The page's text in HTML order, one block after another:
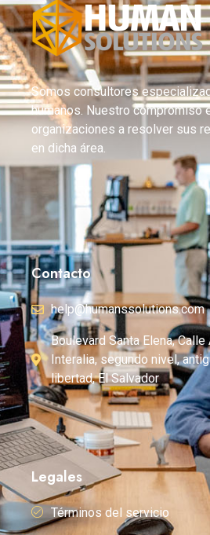
Somos consultores
humanos. Nuestro compromiso
organizaciones a resolver sus
en dicha área.
Contacto
help@humanssolutions.com
Boulevard Santa Elena,
Interalia, segundo nivel,
libertad, El Salvador
Legales
Términos del servicio